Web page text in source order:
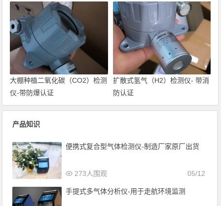
大棚种植二氧化碳（CO2）检测
仪-带防爆认证
扩散式氢气（H2）检测仪- 带消
防认证
产品知识
便携式复合型气体检测仪-制造厂家原厂出货
05/12
273人围观
手提式多气体分析仪-用于走航环境监测